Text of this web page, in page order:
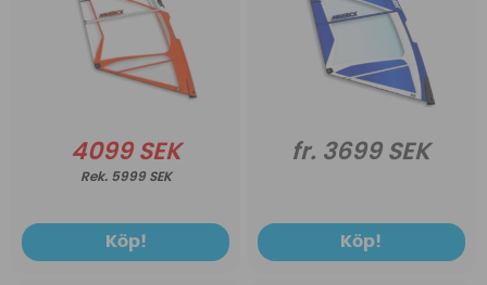
4099 SEK
5999 SEK
Köp!
fr. 3699 SEK
Köp!